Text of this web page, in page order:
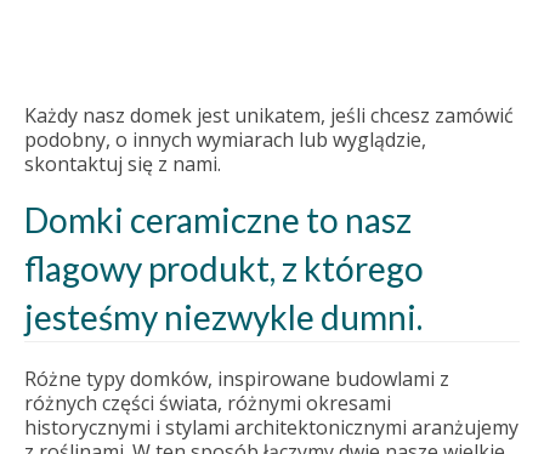
Każdy nasz domek jest unikatem, jeśli chcesz zamówić
podobny, o innych wymiarach lub wyglądzie,
skontaktuj się z nami.
Domki ceramiczne to nasz
flagowy produkt, z którego
jesteśmy niezwykle dumni.
Różne typy domków, inspirowane budowlami z
różnych części świata, różnymi okresami
historycznymi i stylami architektonicznymi aranżujemy